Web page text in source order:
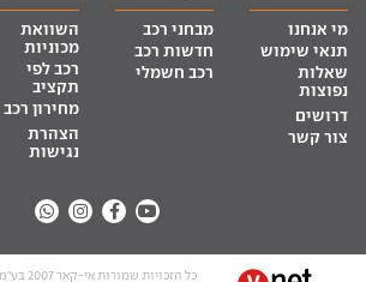
מי אנחנו
תנאי שימוש
שאלות
נפוצות
דרושים
צור קשר
מבחני רכב
חדשות רכב
רכב חשמלי
השוואת
מכוניות
רכב לפי
תקציב
מחירון רכב
הצהרת
נגישות
כל הזכויות שמורות אי-קאר 2007 בע”מ